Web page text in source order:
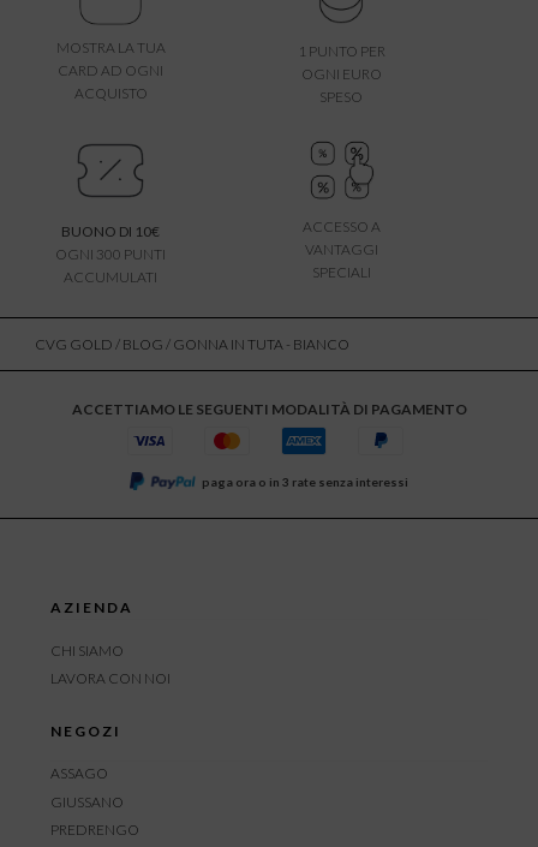
MOSTRA LA TUA
CARD AD OGNI
ACQUISTO
1 PUNTO PER
OGNI EURO
SPESO
BUONO DI 10€
OGNI 300 PUNTI
ACCUMULATI
ACCESSO A
VANTAGGI
SPECIALI
CVG GOLD / BLOG / GONNA IN TUTA - BIANCO
ACCETTIAMO LE SEGUENTI MODALITÀ DI PAGAMENTO
paga ora o in 3 rate senza interessi
AZIENDA
CHI SIAMO
LAVORA CON NOI
NEGOZI
ASSAGO
GIUSSANO
PREDRENGO